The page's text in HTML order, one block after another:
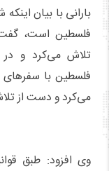
بارانی با بیان
فلسطین است،
تلاش می‌کرد و
فلسطین با سفرهای
می‌کرد و دست از
وی افزود: طبق